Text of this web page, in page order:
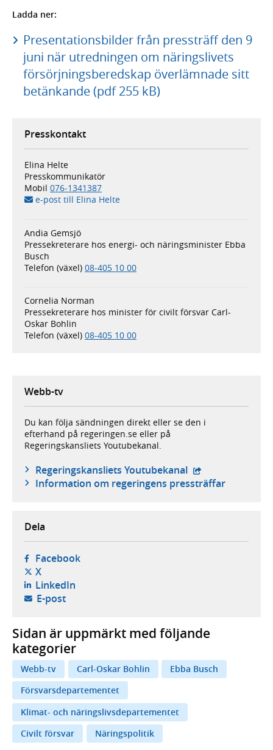
Ladda ner:
Presentationsbilder från pressträff den 9
juni när utredningen om näringslivets
försörjningsberedskap överlämnade sitt
betänkande (pdf 255 kB)
Presskontakt
Elina Helte
Presskommunikatör
Mobil 076-1341387
e-post till Elina Helte
Andia Gemsjö
Pressekreterare hos energi- och näringsminister Ebba
Busch
Telefon (växel) 08-405 10 00
Cornelia Norman
Pressekreterare hos minister för civilt försvar Carl-
Oskar Bohlin
Telefon (växel) 08-405 10 00
Webb-tv
Du kan följa sändningen direkt eller se den i
efterhand på regeringen.se eller på
Regeringskansliets Youtubekanal.
Regeringskansliets Youtubekanal - extern
Information om regeringens pressträffar
Dela
Facebook- öppnas i ny flik, extern webbplats,
X- öppnas i ny flik, extern webbplats,
LinkedIn- öppnas i ny flik, extern webbplats,
E-post- öppnar din e-postklient,
Sidan är uppmärkt med följande
kategorier
Webb-tv Carl-Oskar Bohlin
Ebba Busch
Försvarsdepartementet
Klimat- och näringslivsdepartementet
Civilt försvar
Näringspolitik